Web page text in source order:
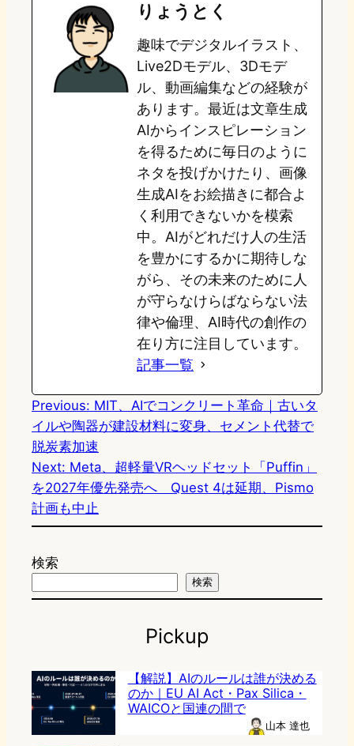
o
d
n
k
y
b
o
o
k
a
りょうとく
趣味でデジタルイラスト、
Live2Dモデル、3Dモデ
ル、動画編集などの経験が
あります。最近は文章生成
AIからインスピレーション
を得るために毎日のように
ネタを投げかけたり、画像
生成AIをお絵描きに都合よ
く利用できないかを模索
中。AIがどれだけ人の生活
を豊かにするかに期待しな
がら、その未来のために人
が守らなけらばならない法
律や倫理、AI時代の創作の
在り方に注目しています。
記事一覧
Previous: MIT、AIでコンクリート革命｜古いタ
イルや陶器が建設材料に変身、セメント代替で
脱炭素加速
Next: Meta、超軽量VRヘッドセット「Puffin」
を2027年優先発売へ Quest 4は延期、Pismo
計画も中止
検索
検索
Pickup
【解説】AIのルールは誰が決める
のか｜EU AI Act・Pax Silica・
WAICOと国連の間で
山本 達也